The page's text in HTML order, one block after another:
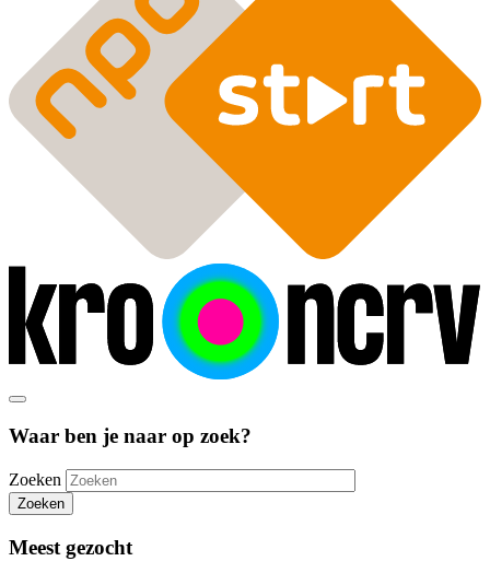
Waar ben je naar op zoek?
Zoeken
Zoeken
Meest gezocht